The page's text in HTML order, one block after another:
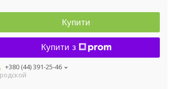
Купити
Купити з
+380 (44) 391-25-46